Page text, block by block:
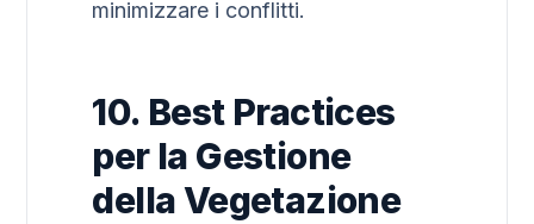
minimizzare i conflitti.
10. Best Practices
per la Gestione
della Vegetazione